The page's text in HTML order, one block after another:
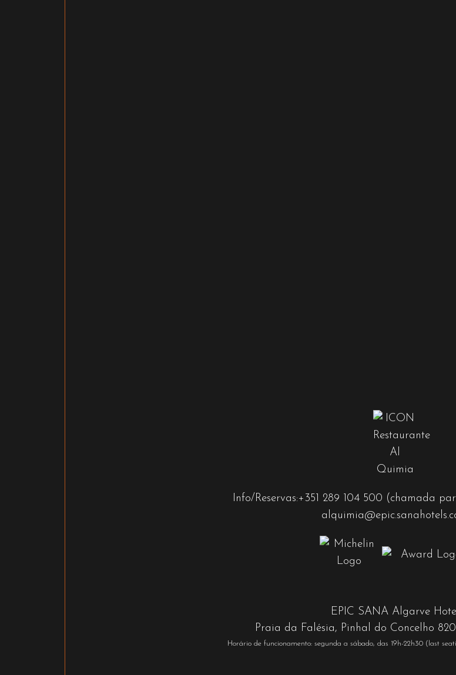
Info/Reservas:+351 289 104 500 (chamada
EPIC SANA Algarve
Praia da Falésia, Pinhal do Concelho
Horário de funcionamento: segunda a sábado, das 19h-22h30 (last